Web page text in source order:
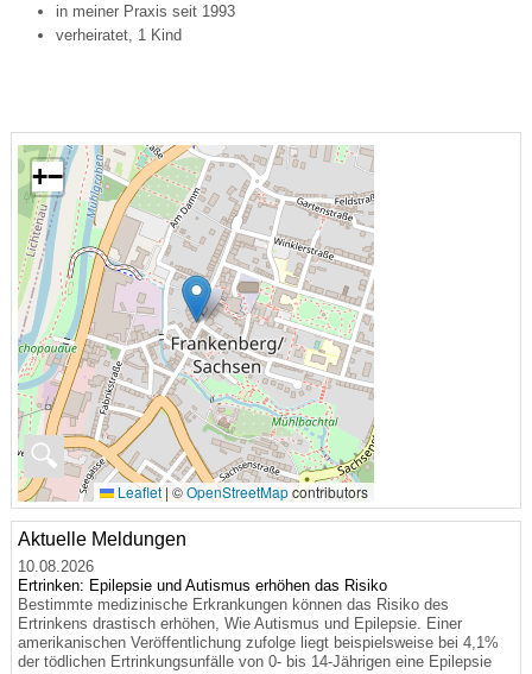
in meiner Praxis seit 1993
verheiratet, 1 Kind
🔍
+−
Leaflet|©OpenStreetMapcontributors
Aktuelle Meldungen
10.08.2026
Ertrinken: Epilepsie und Autismus erhöhen das Risiko
Bestimmte medizinische Erkrankungen können das Risiko des
Ertrinkens drastisch erhöhen, Wie Autismus und Epilepsie. Einer
amerikanischen Veröffentlichung zufolge liegt beispielsweise bei 4,1%
der tödlichen Ertrinkungsunfälle von 0- bis 14-Jährigen eine Epilepsie